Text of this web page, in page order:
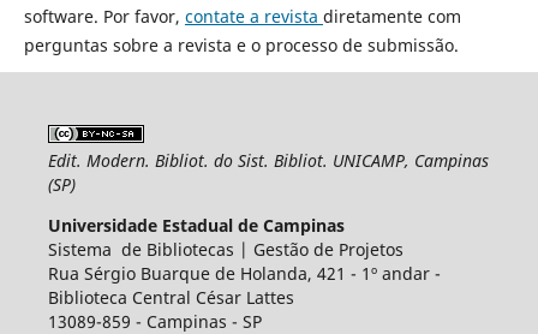
software. Por favor, contate a revista diretamente com
perguntas sobre a revista e o processo de submissão.
Edit. Modern. Bibliot. do Sist. Bibliot. UNICAMP, Campinas
(SP)
Universidade Estadual de Campinas
Sistema de Bibliotecas | Gestão de Projetos
Rua Sérgio Buarque de Holanda, 421 - 1º andar -
Biblioteca Central César Lattes
13089-859 - Campinas - SP